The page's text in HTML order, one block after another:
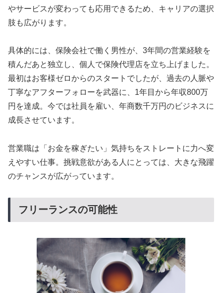
やサービスが変わっても応用できるため、キャリアの選択
肢も広がります。
具体的には、保険会社で働く男性が、3年間の営業経験を
積んだあと独立し、個人で保険代理店を立ち上げました。
最初はお客様ゼロからのスタートでしたが、過去の人脈や
丁寧なアフターフォローを武器に、1年目から年収800万
円を達成。今では社員を雇い、年商数千万円のビジネスに
成長させています。
営業職は「お金を稼ぎたい」気持ちをストレートに力へ変
えやすい仕事。挑戦意欲がある人にとっては、大きな飛躍
のチャンスが広がっています。
フリーランスの可能性